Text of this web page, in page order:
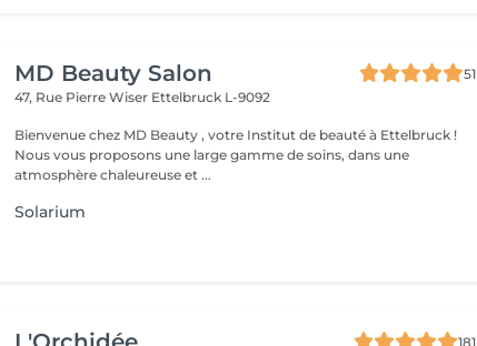
MD Beauty Salon
51
47, Rue Pierre Wiser Ettelbruck L-9092
Bienvenue chez MD Beauty , votre Institut de beauté à Ettelbruck !
Nous vous proposons une large gamme de soins, dans une
atmosphère chaleureuse et ...
Solarium
181